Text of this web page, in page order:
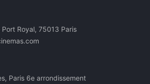
Royal, 75013 Paris
Paris 6e arrondissement